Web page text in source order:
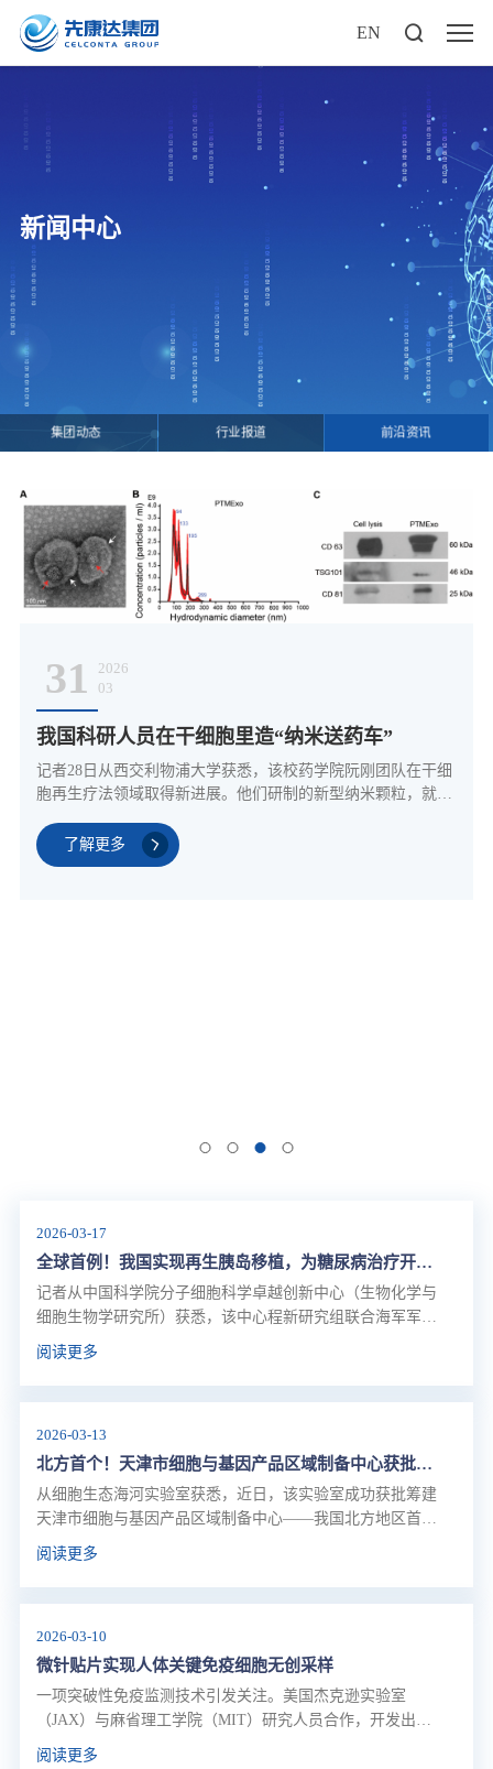
EN
新闻中心
集团动态 行业报道 前沿资讯
31
2026
03
我国科研人员在干细胞里造“纳米送药车”
记者28日从西交利物浦大学获悉，该校药学院阮刚团队在干细
胞再生疗法领域取得新进展。他们研制的新型纳米颗粒，就像
分子。相关成果近日由国际学术期刊《先进科学》在线发表，
并已落地转化。
了解更多
2026-03-17
全球首例！我国实现再生胰岛移植，为糖尿病治疗开辟新路径
记者从中国科学院分子细胞科学卓越创新中心（生物化学与
细胞生物学研究所）获悉，该中心程新研究组联合海军军医
大学第二附属医院（上海长征医院）殷浩教授团队，近日在
islet）微创移植，实现了1型糖尿病患者的胰岛功能重建与血
与内分泌学》在线发表。
阅读更多
2026-03-13
北方首个！天津市细胞与基因产品区域制备中心获批筹建
从细胞生态海河实验室获悉，近日，该实验室成功获批筹建
天津市细胞与基因产品区域制备中心——我国北方地区首个
省级区域细胞制备中心，旨在全力打造京津冀生物医药协同
实现规范化、规模化高质量发展。
阅读更多
2026-03-10
微针贴片实现人体关键免疫细胞无创采样
一项突破性免疫监测技术引发关注。美国杰克逊实验室
（JAX）与麻省理工学院（MIT）研究人员合作，开发出一
种微针贴片，首次以无痛、无创的形式，实现人体关键免疫
阅读更多